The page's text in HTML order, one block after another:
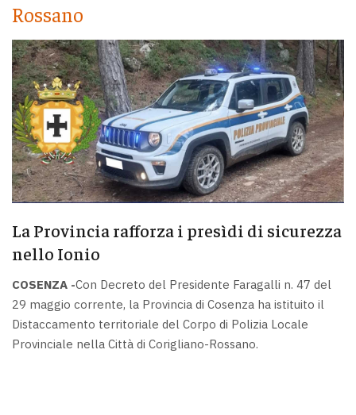
Rossano
La Provincia rafforza i presìdi di sicurezza
nello Ionio
COSENZA -Con Decreto del Presidente Faragalli n. 47 del
29 maggio corrente, la Provincia di Cosenza ha istituito il
Distaccamento territoriale del Corpo di Polizia Locale
Provinciale nella Città di Corigliano-Rossano.